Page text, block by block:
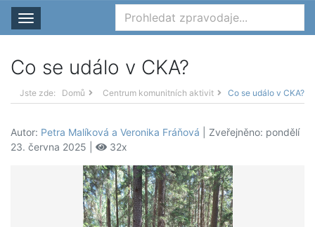
Rozbalit nabídku
Co se událo v CKA?
Jste zde: Domů Centrum komunitních aktivit Co se událo v CKA?
Autor: Petra Malíková a Veronika Fráňová | Zveřejněno: pondělí
23. června 2025 |
32x